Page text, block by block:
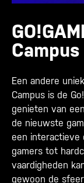
Campus
Een andere
Campus is de
genieten van
de nieuwste
een interactieve
gamers tot
vaardigheden
gewoon de